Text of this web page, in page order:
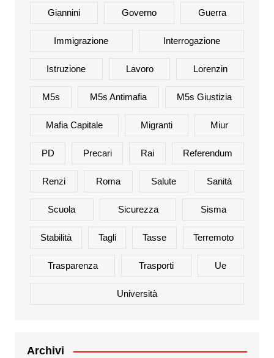
Giannini Governo Guerra
Immigrazione Interrogazione
Istruzione Lavoro Lorenzin
M5s M5s Antimafia M5s Giustizia
Mafia Capitale Migranti Miur
PD Precari Rai Referendum
Renzi Roma Salute Sanità
Scuola Sicurezza Sisma
Stabilità Tagli Tasse Terremoto
Trasparenza Trasporti Ue
Università
Archivi